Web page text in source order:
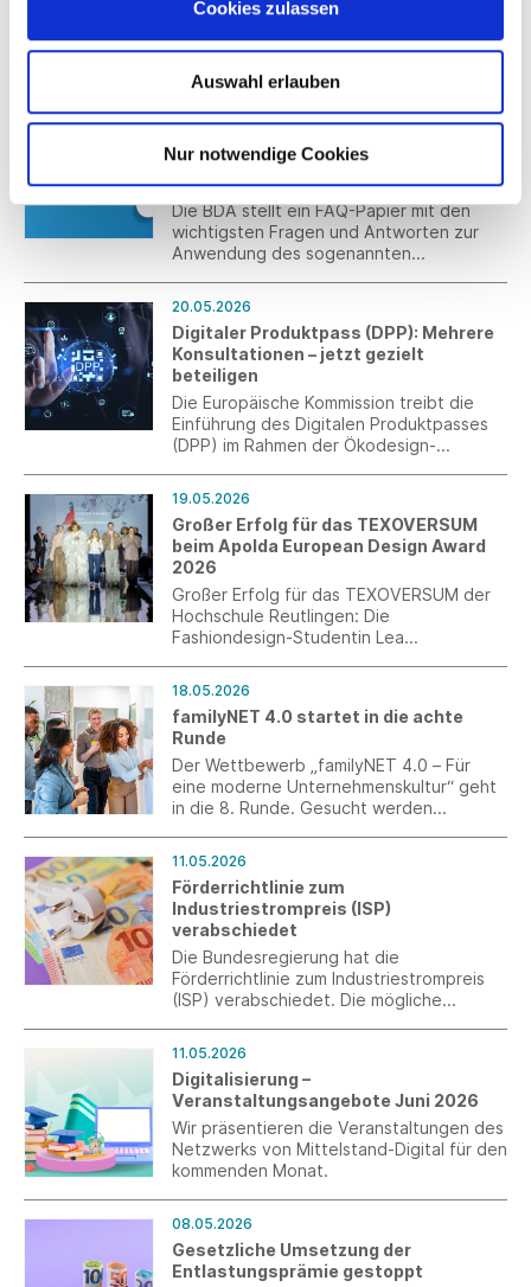
Cookies zulassen
Auswahl erlauben
Nur notwendige Cookies
Bei der Jahrestagung 2026 blickte
Südwesttextil auf die wirtschaftlich
schwierige Lage und auf acht Jahrzehnte
Verbandsgeschichte zurück.
21.05.2026
des Bundestariftreuegesetzes
veröffentlicht
Die BDA stellt ein FAQ-Papier mit den
wichtigsten Fragen und Antworten zur
Anwendung des sogenannten
getreten ist.
20.05.2026
Digitaler Produktpass (DPP): Mehrere
Konsultationen – jetzt gezielt
beteiligen
Die Europäische Kommission treibt die
Einführung des Digitalen Produktpasses
(DPP) im Rahmen der Ökodesign-
Beteiligungsprozesse auf EU- und
nationaler Ebene, bei denen Ihre
Rückmeldungen gefragt sind.
19.05.2026
Großer Erfolg für das TEXOVERSUM
beim Apolda European Design Award
2026
Großer Erfolg für das TEXOVERSUM der
Hochschule Reutlingen: Die
Fashiondesign-Studentin Lea
Design, wurde beim Apolda European
Design Award 2026 mit dem 3. Platz
ausgezeichnet.
18.05.2026
familyNET 4.0 startet in die achte
Runde
Der Wettbewerb „familyNET 4.0 – Für
eine moderne Unternehmenskultur“ geht
in die 8. Runde. Gesucht werden
Führung, gelebter Vielfalt,
Gesundheitsförderung oder echter
Vereinbarkeit.
11.05.2026
Förderrichtlinie zum
Industriestrompreis (ISP)
verabschiedet
Die Bundesregierung hat die
Förderrichtlinie zum Industriestrompreis
(ISP) verabschiedet. Die mögliche
Stromverbrauchs. Die Entlastungsanträge
können erstmals Anfang 2027
rückwirkend für das Gesamtjahr 2026
gestellt werden.
11.05.2026
Digitalisierung –
Veranstaltungsangebote Juni 2026
Wir präsentieren die Veranstaltungen des
Netzwerks von Mittelstand-Digital für den
kommenden Monat.
08.05.2026
Gesetzliche Umsetzung der
Entlastungsprämie gestoppt